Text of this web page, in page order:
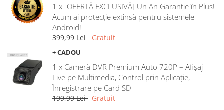
Rame adaptoare Ford
Rame adaptoare M-Benz
Rame adaptoare Opel
Rame adaptoare Skoda
Rame adaptoare Suzuki
1 x [OFERTĂ EXCLUSIVĂ] Un An Garanție în Plus!
Acum ai protecție extinsă pentru sistemele
Android!
399,99 Lei Gratuit
+ CADOU
1 x Cameră DVR Premium Auto 720P – Afișaj
Live pe Multimedia, Control prin Aplicație,
Înregistrare pe Card SD
199,99 Lei Gratuit